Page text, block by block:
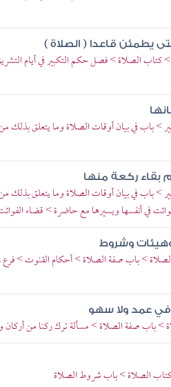
يطمئن قاعدا ( الصلاة )
> كتاب الصلاة > فصل حكم التكبير في أيام
> باب في بيان أوقات الصلاة وما يتعلق
بقاء ركعة منها
> باب في بيان أوقات الصلاة وما يتعلق
في أنفسها ويسيرها مع حاضرة > قضاء
وهيئات وشروط
> باب صفة الصلاة > أحكام القنوت > فرع
في عمد ولا سهو
> باب صفة الصلاة > مسألة ترك ركنا من أركان
الصلاة > باب شروط الصلاة